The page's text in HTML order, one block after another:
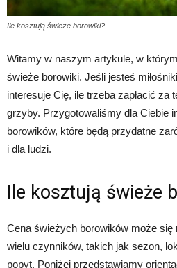
Ile kosztują świeże borowiki?
Witamy w naszym artykule, w
świeże borowiki. Jeśli jesteś
interesuje Cię, ile trzeba zapłacić za
grzyby. Przygotowaliśmy dla Ciebie
borowików, które będą przydatne
i dla ludzi.
Ile kosztują świeże
Cena świeżych borowików może się
wielu czynników, takich jak sezon,
popyt. Poniżej przedstawiamy